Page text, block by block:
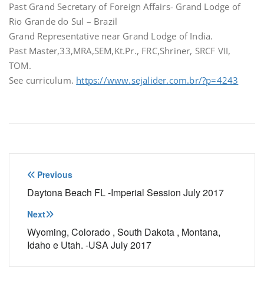
Past Grand Secretary of Foreign Affairs- Grand Lodge of
Rio Grande do Sul – Brazil
Grand Representative near Grand Lodge of India.
Past Master,33,MRA,SEM,Kt.Pr., FRC,Shriner, SRCF VII,
TOM.
See curriculum. https://www.sejalider.com.br/?p=4243
Navegação
de
Post
Previous
Daytona Beach FL -Imperial Session July 2017
Next
Wyoming, Colorado , South Dakota , Montana,
Idaho e Utah. -USA July 2017